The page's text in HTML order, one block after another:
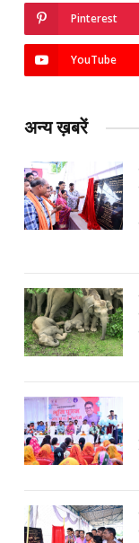
Pinterest
YouTube
अन्य ख़बरें